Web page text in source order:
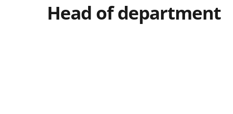
Head of department